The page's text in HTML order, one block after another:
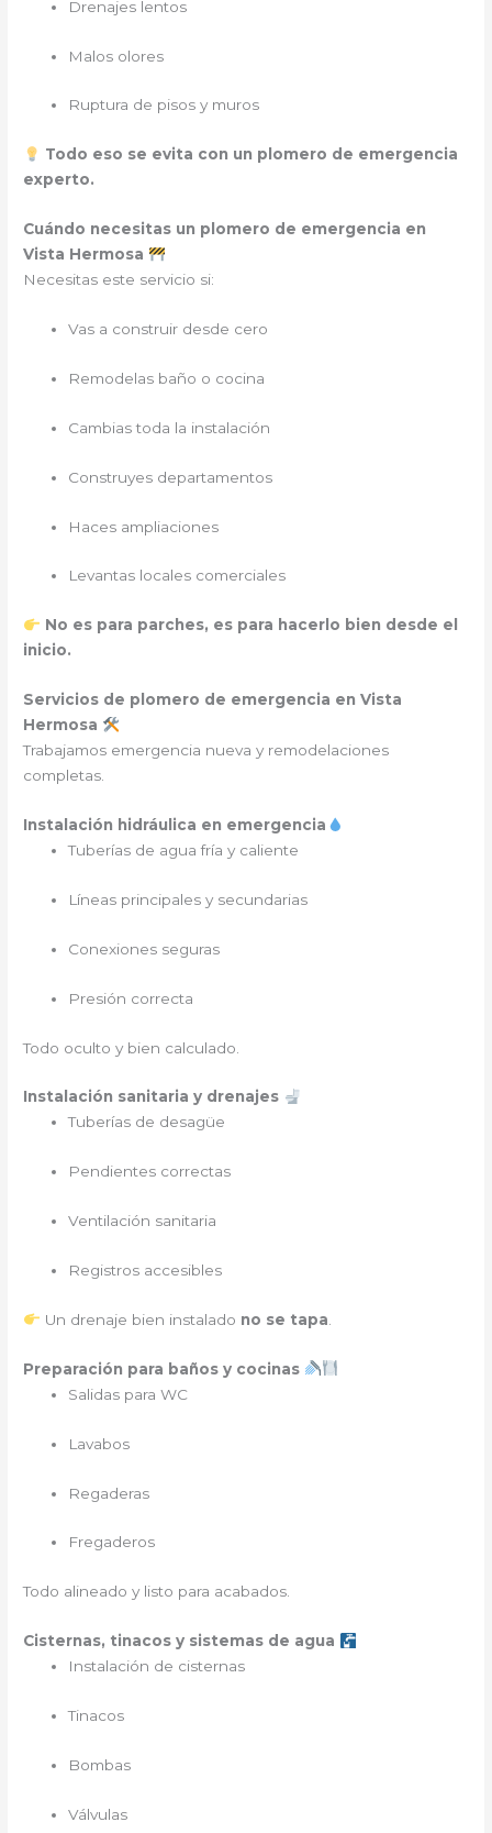
Drenajes lentos
Malos olores
Ruptura de pisos y muros
Todo eso se evita con un plomero de emergencia
experto.
Cuándo necesitas un plomero de emergencia en
Vista Hermosa
Necesitas este servicio si:
Vas a construir desde cero
Remodelas baño o cocina
Cambias toda la instalación
Construyes departamentos
Haces ampliaciones
Levantas locales comerciales
No es para parches, es para hacerlo bien desde el
inicio.
Servicios de plomero de emergencia en Vista
Hermosa
Trabajamos emergencia nueva y remodelaciones
completas.
Instalación hidráulica en emergencia
Tuberías de agua fría y caliente
Líneas principales y secundarias
Conexiones seguras
Presión correcta
Todo oculto y bien calculado.
Instalación sanitaria y drenajes
Tuberías de desagüe
Pendientes correctas
Ventilación sanitaria
Registros accesibles
Un drenaje bien instalado no se tapa
Preparación para baños y cocinas
Salidas para WC
Lavabos
Regaderas
Fregaderos
Todo alineado y listo para acabados.
Cisternas, tinacos y sistemas de agua
Instalación de cisternas
Tinacos
Bombas
Válvulas